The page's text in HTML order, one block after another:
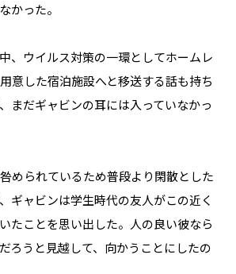
かった。
、ウイルス対策の一環としてホームレ
意した宿泊施設へと移送する話も持ち
まだギャビンの耳には入っていなかっ
められているため普段より閑散とした
ギャビンは学生時代の友人がこの近く
たことを思い出した。人の良い彼なら
ろうと見越して、向かうことにしたの